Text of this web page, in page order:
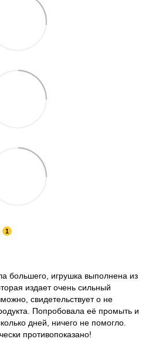
1
большего, игрушка выполнена из
издает очень сильный
свидетельствует о не
Попробовала её промыть и
дней, ничего не помогло.
противопоказано!